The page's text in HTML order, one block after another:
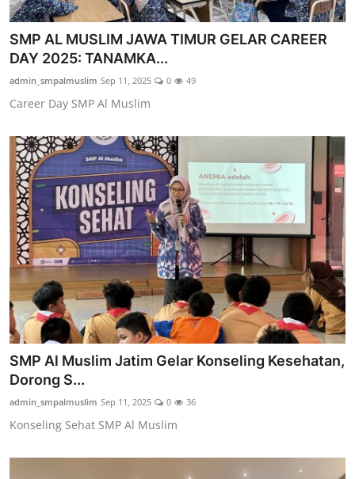
SMP AL MUSLIM JAWA TIMUR GELAR CAREER
DAY 2025: TANAMKA...
admin_smpalmuslim Sep 11, 2025 0 49
Career Day SMP Al Muslim
SMP Al Muslim Jatim Gelar Konseling Kesehatan,
Dorong S...
admin_smpalmuslim Sep 11, 2025 0 36
Konseling Sehat SMP Al Muslim